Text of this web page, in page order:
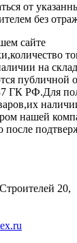
от
без
сайте
на
публичной
ГК РФ.Для
нашей
после
20,